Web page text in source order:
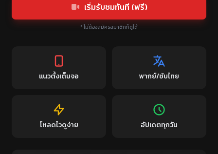
เริ่มรับชมทันที (ฟรี)
* ไม่ต้องสมัครสมาชิกก็ดูได้
แนวตั้งเต็มจอ พากย์/ซับไทย
โหลดไวดูง่าย อัปเดตทุกวัน